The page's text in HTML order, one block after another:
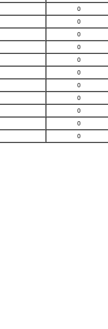
0
0
0
0
0
0
0
0
0
0
0